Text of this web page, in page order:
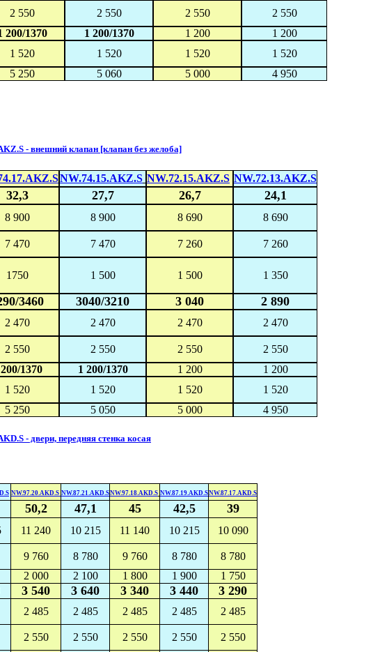
2 550 2 550 2 550
2 550
200/1370 1 200/1370 1 200
1 200
1 520 1 520 1 520
1 520
5 250 5 060 5 000 4 950
- внешний клапан [клапан без желоба]
NW.74.15.AKZ.S NW.72.15.AKZ.S NW.72.13.AKZ.S
32,3 27,7 26,7 24,1
8 900 8 900 8 690
8 690
7 470 7 470 7 260 7 260
1750 1 500 1 500 1 350
3460 3040/3210 3 040 2 890
2 470 2 470 2 470
2 470
2 550 2 550 2 550
2 550
1370 1 200/1370 1 200
1 200
1 520 1 520 1 520
1 520
5 250 5 050 5 000 4 950
- двери, передняя стенка косая
NW.97.20.AKD.S NW.87.21.AKD.SNW.97.18.AKD.S NW.87.19.AKD.SNW.87.17.AKD.S
50,2 47,1 45 42,5 39
11 240 10 215 11 140 10 215
10 090
9 760 8 780 9 760 8 780
8 780
2 000 2 100 1 800 1 900
1 750
3 540 3 640 3 340 3 440 3 290
2 485 2 485 2 485 2 485
2 485
2 550 2 550 2 550 2 550
2 550